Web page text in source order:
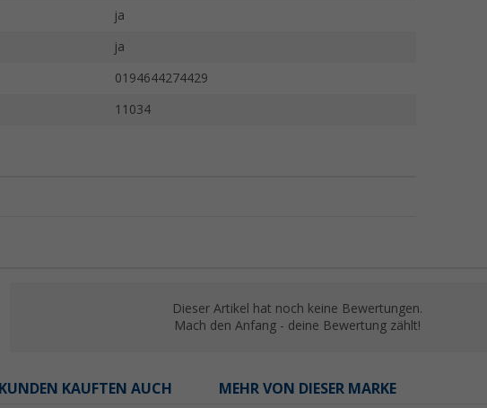
ja
ja
0194644274429
11034
Dieser Artikel hat noch keine Bewertungen.
Mach den Anfang - deine Bewertung zählt!
KUNDEN KAUFTEN AUCH MEHR VON DIESER MARKE